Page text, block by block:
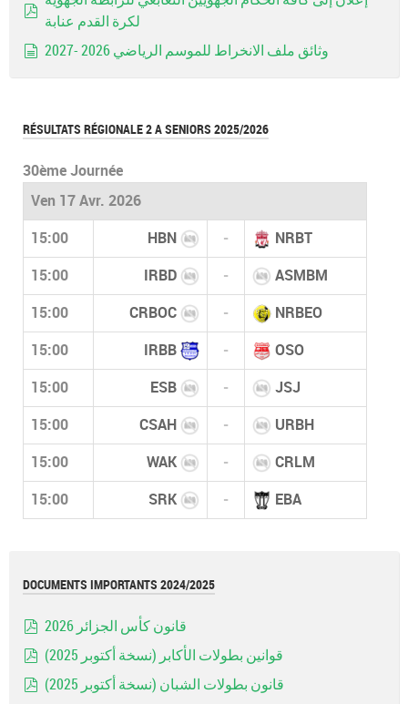
pdfلكرة القدم عنابة
وثائق ملف الانخراط للموسم الرياضي 2026 -2027
RÉSULTATS RÉGIONALE 2 A SENIORS 2025/2026
30ème Journée
Ven 17 Avr. 2026
15:00 HBN - NRBT
15:00 IRBD - ASMBM
15:00 CRBOC - NRBEO
15:00 IRBB - OSO
15:00 ESB - JSJ
15:00 CSAH - URBH
15:00 WAK - CRLM
15:00 SRK - EBA
DOCUMENTS IMPORTANTS 2024/2025
قانون كأس الجزائر 2026
قوانين بطولات الأكابر (نسخة أكتوبر 2025)
قانون بطولات الشبان (نسخة أكتوبر 2025)